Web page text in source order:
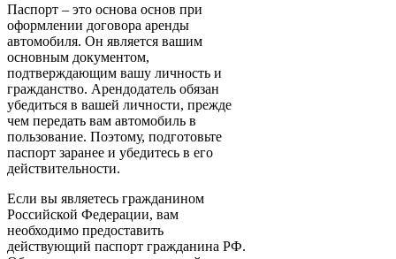
Паспорт – это основа основ при
оформлении договора аренды
автомобиля. Он является вашим
основным документом,
подтверждающим вашу личность и
гражданство. Арендодатель обязан
убедиться в вашей личности, прежде
чем передать вам автомобиль в
пользование. Поэтому, подготовьте
паспорт заранее и убедитесь в его
действительности.
Если вы являетесь гражданином
Российской Федерации, вам
необходимо предоставить
действующий паспорт гражданина РФ.